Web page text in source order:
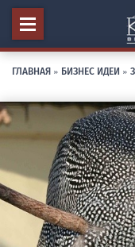
ГЛАВНАЯ » БИЗНЕС ИДЕИ »